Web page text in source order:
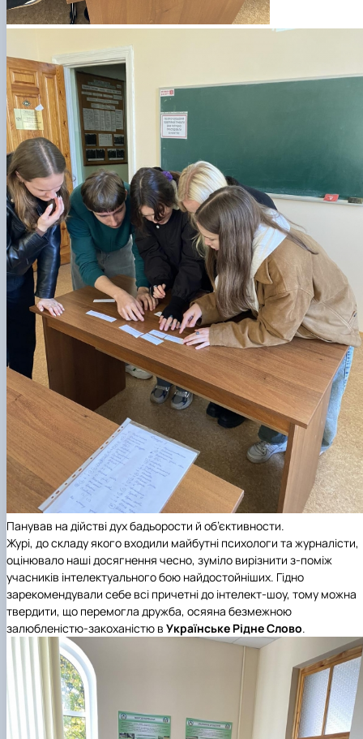
Панував на дійстві дух бадьорости й об’єктивности.
Журі, до складу якого входили майбутні психологи та журналісти,
оцінювало наші досягнення чесно, зуміло вирізнити з-поміж
учасників інтелектуального бою найдостойніших. Гідно
зарекомендували себе всі причетні до інтелект-шоу, тому можна
твердити, що перемогла дружба, осяяна безмежною
залюбленістю-закоханістю в Українське Рідне Слово.